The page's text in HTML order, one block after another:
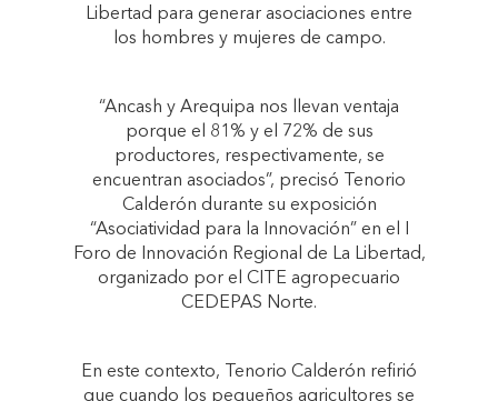
Libertad para generar asociaciones entre
los hombres y mujeres de campo.
“Ancash y Arequipa nos llevan ventaja
porque el 81% y el 72% de sus
productores, respectivamente, se
encuentran asociados”, precisó Tenorio
Calderón durante su exposición
“Asociatividad para la Innovación” en el I
Foro de Innovación Regional de La Libertad,
organizado por el CITE agropecuario
CEDEPAS Norte.
En este contexto, Tenorio Calderón refirió
que cuando los pequeños agricultores se